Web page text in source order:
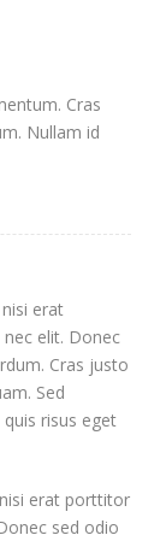
Cras
Nullam id
erat
elit. Donec
Cras justo
Sed
risus eget
erat porttitor
sed odio